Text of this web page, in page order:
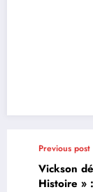
Previous post
Vickson
Histoire »